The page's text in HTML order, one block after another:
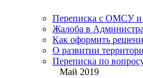
Переписка с ОМСУ и
Жалоба в
Как оформить
О развитии
Переписка по
Май 2019